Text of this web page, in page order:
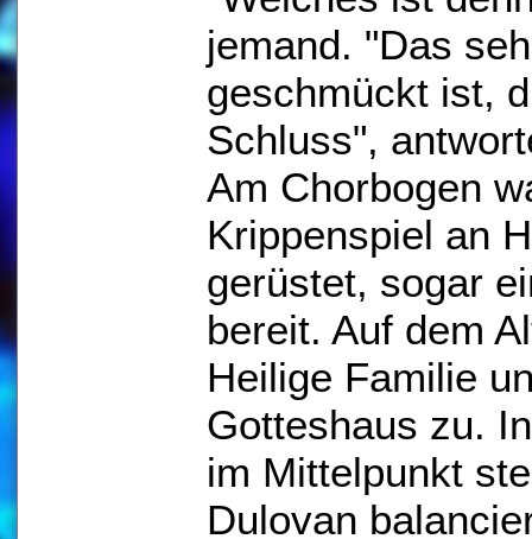
jemand. "Das
geschmückt ist,
Schluss",
Am Chorbogen
Krippenspiel an
gerüstet, sogar
bereit. Auf dem
Heilige Familie
Gotteshaus zu.
im Mittelpunkt
Dulovan